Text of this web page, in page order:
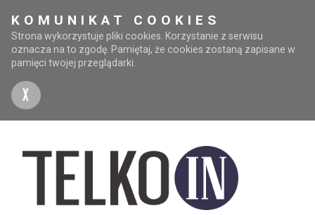
KOMUNIKAT COOKIES
Strona wykorzystuje pliki cookies. Korzystanie z serwisu
oznacza na to zgodę. Pamiętaj, że cookies zostaną zapisane w
pamięci twojej przeglądarki.
X